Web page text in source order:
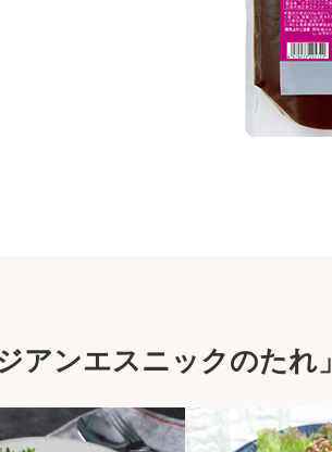
アンエスニックのたれ